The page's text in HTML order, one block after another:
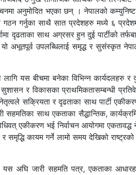
अनुमोदित भएका छन् । नेपालको
गर्नुका साथै सात प्रदेशहरु मध्ये ६
दृढताका साथ अग्रसर हुन दुई पार्टीको
उपलब्धिलाई समृद्ध र सुसंंस्कृत नेपाल
यस बीचमा बनेका विभिन्न कार्यदलहरु
र विकासका प्राथमिकतासम्बन्धी
नेतृत्वले सक्रियता र दृढताका साथ पार्टी
साथ एकताका सैद्धान्तिक,
एकीकरण भई निर्वाचन आयोगमा एकतावद्ध
र समृद्धि कायम गर्ने लामो समय देखिको
यस अघि जारी सहमति पत्र, एकताका